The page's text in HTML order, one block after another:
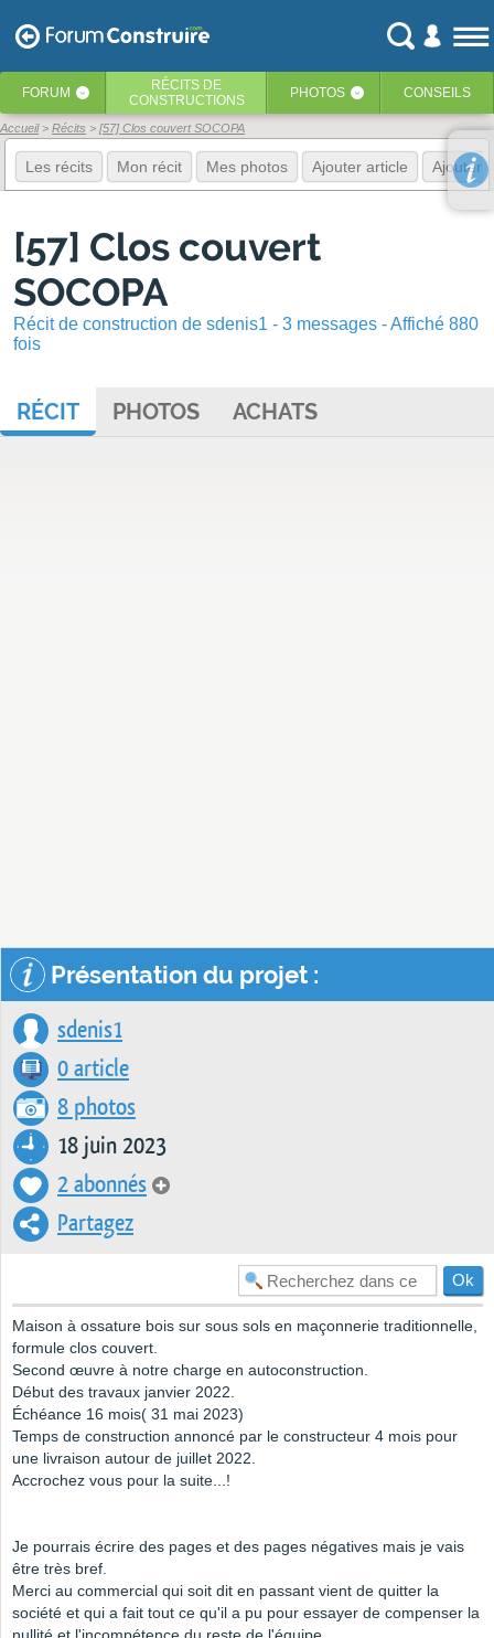
FORUM ‹ RÉCITS DE
CONSTRUCTIONS
PHOTOS ‹ CONSEILS
Accueil Récits [57] Clos couvert SOCOPA
Les récits Mon récit Mes photos Ajouter article Ajouter
[57] Clos couvert
SOCOPA
Récit de construction de sdenis1 - 3 messages - Affiché 880
fois
RÉCIT PHOTOS ACHATS
Présentation du projet :
sdenis1
0 article
8 photos
18 juin 2023
2 abonnés
Partagez
Maison à ossature bois sur sous sols en maçonnerie traditionnelle,
formule clos couvert.
Second œuvre à notre charge en autoconstruction.
Début des travaux janvier 2022.
Échéance 16 mois( 31 mai 2023)
Temps de construction annoncé par le constructeur 4 mois pour
une livraison autour de juillet 2022.
Accrochez vous pour la suite...!
Je pourrais écrire des pages et des pages négatives mais je vais
être très bref.
Merci au commercial qui soit dit en passant vient de quitter la
société et qui a fait tout ce qu'il a pu pour essayer de compenser la